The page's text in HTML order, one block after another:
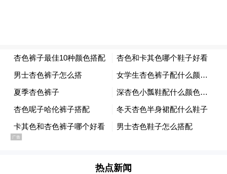
在剧中，四十岁的陈嘉玲似乎一直被强调为
失败的女性，
热点新闻